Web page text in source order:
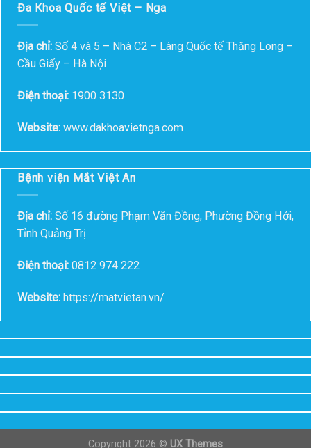
Đa Khoa Quốc tế Việt – Nga
Địa chỉ: Số 4 và 5 – Nhà C2 – Làng Quốc tế Thăng Long –
Cầu Giấy – Hà Nội
Điện thoại: 1900 3130
Website: www.dakhoavietnga.com
Bệnh viện Mắt Việt An
Địa chỉ: Số 16 đường Phạm Văn Đồng, Phường Đồng Hới,
Tỉnh Quảng Trị
Điện thoại: 0812 974 222
Website: https://matvietan.vn/
Copyright 2026 © UX Themes